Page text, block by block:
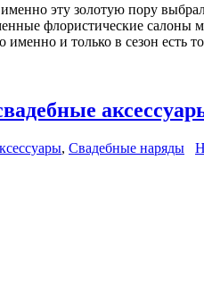
эту золотую пору
флористические
и только в сезон есть
, Свадебные наряды